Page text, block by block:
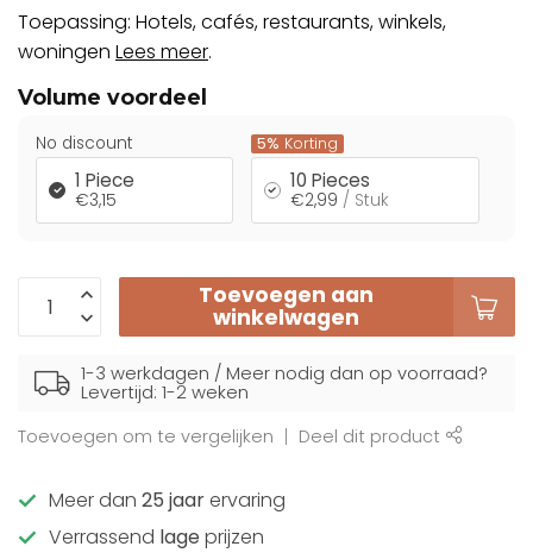
Toepassing: Hotels, cafés, restaurants, winkels,
woningen Lees meer.
Volume voordeel
No discount
1 Piece
€3,15
5% Korting
10 Pieces
€2,99 / Stuk
Toevoegen aan
winkelwagen
1-3 werkdagen / Meer nodig dan op voorraad?
Levertijd: 1-2 weken
Toevoegen om te vergelijken
Deel dit product
Meer dan 25 jaarervaring
Verrassend lage prijzen